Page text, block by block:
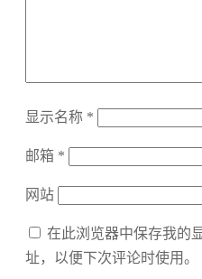
显示名称 *
邮箱 *
网站
在此浏览器中保存我的
址，以便下次评论时使用。